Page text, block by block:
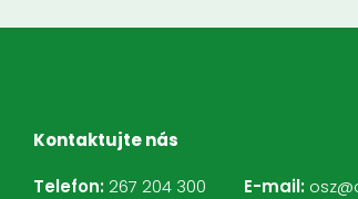
Kontaktujte nás
Telefon: 267 204 300 E-mail: